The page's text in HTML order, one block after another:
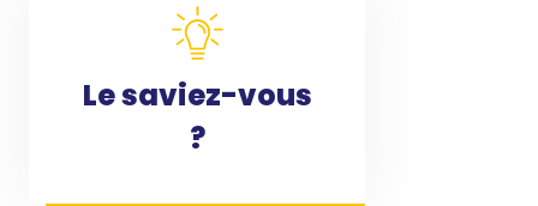
Le saviez-vous
?